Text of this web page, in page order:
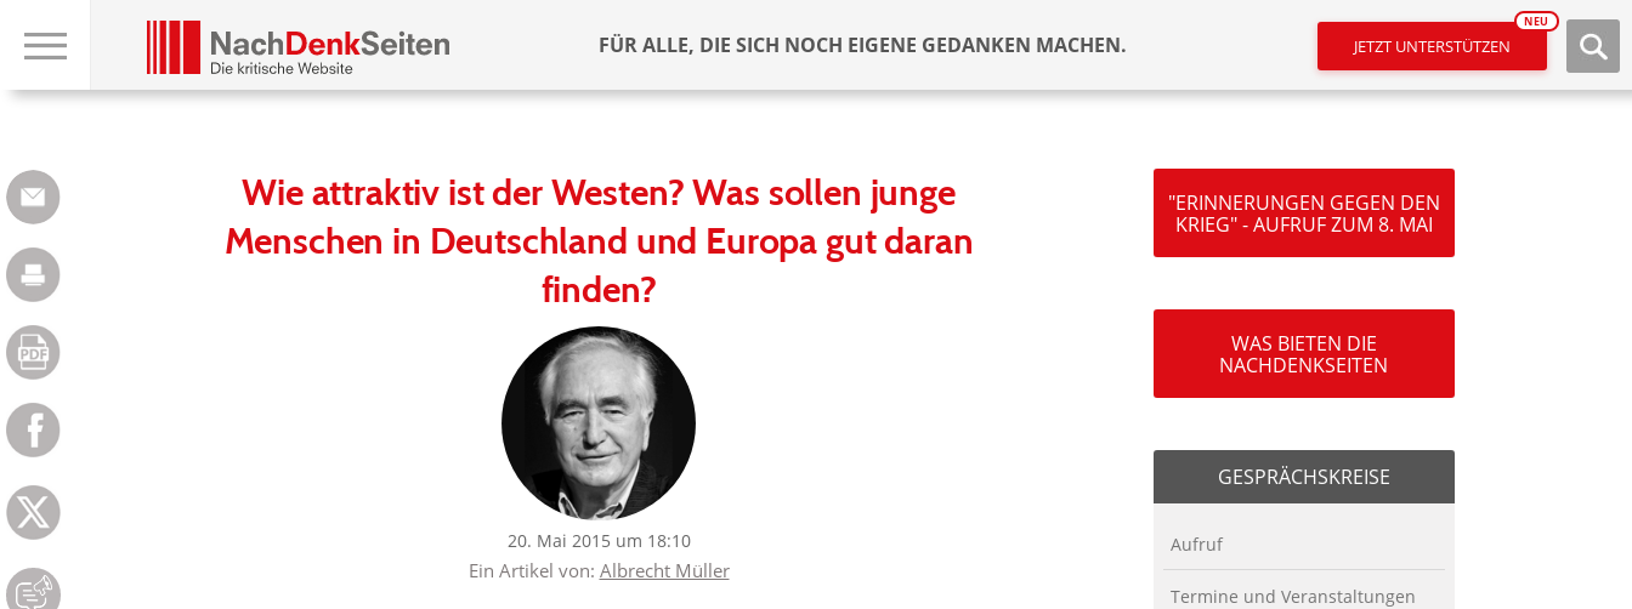
FÜR ALLE, DIE SICH NOCH EIGENE GEDANKEN MACHEN. JETZT UNTERSTÜTZEN
NEU
Wie attraktiv ist der Westen? Was sollen junge
Menschen in Deutschland und Europa gut daran
finden?
20. Mai 2015 um 18:10
Ein Artikel von: Albrecht Müller
"ERINNERUNGEN GEGEN DEN
KRIEG" - AUFRUF ZUM 8. MAI
WAS BIETEN DIE
NACHDENKSEITEN
GESPRÄCHSKREISE
Aufruf
Termine und Veranstaltungen